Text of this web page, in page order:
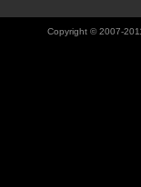
Copyright © 2007-